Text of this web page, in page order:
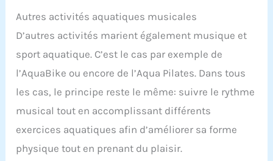
Autres activités aquatiques musicales
D’autres activités marient également musique et
sport aquatique. C’est le cas par exemple de
l’AquaBike ou encore de l’Aqua Pilates. Dans tous
les cas, le principe reste le même: suivre le rythme
musical tout en accomplissant différents
exercices aquatiques afin d’améliorer sa forme
physique tout en prenant du plaisir.